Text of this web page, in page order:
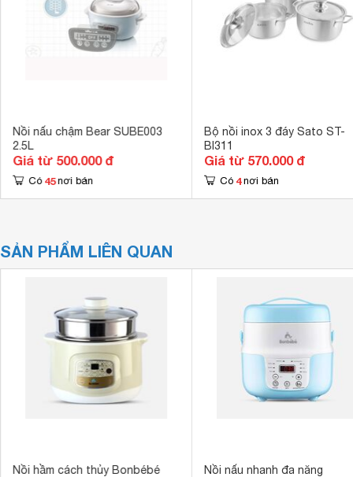
Nồi nấu chậm Bear SUBE003
2.5L
Giá từ 500.000 đ
Có 45 nơi bán
Bộ nồi inox 3 đáy Sato ST-
BI311
Giá từ 570.000 đ
Có 4 nơi bán
SẢN PHẨM LIÊN QUAN
Nồi hầm cách thủy Bonbébé
Nồi nấu nhanh đa năng